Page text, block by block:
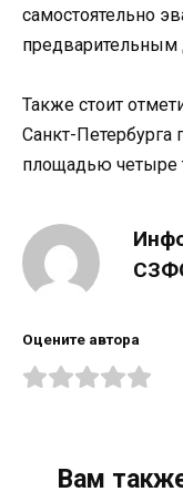
самостоятельно
предварительным
Также стоит
Санкт-Петербурга
площадью четыре
Оцените автора
Вам